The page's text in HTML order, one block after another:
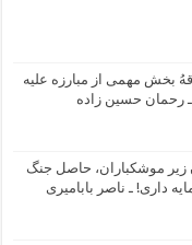
بخش مهمی از مبارزه علیه
رحمان حسین زاده
زیر موشکباران، حاصل جنگ
داری! ـ ناصر بابامیری